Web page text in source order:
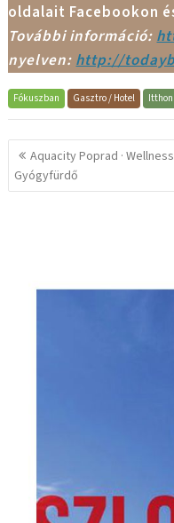
oldalait Facebookon
További információ:
nyelven:http://
Fókuszban Gasztro / Hotel Itthon
Bejegyzés
navigáció
Aquacity Poprad ·
Gyógyfürdő